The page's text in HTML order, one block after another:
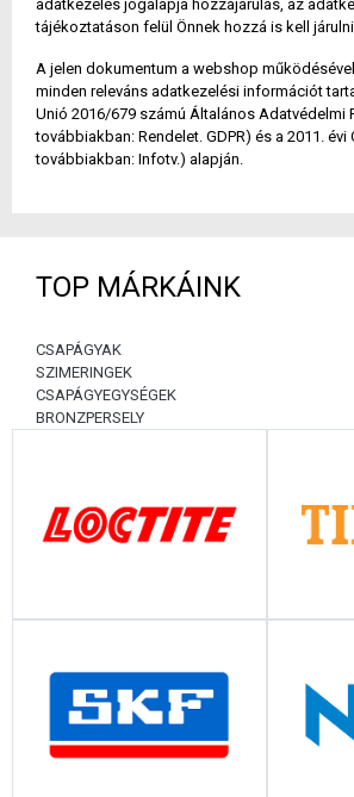
adatkezelés jogalapja hozzájárulás, az
tájékoztatáson felül Önnek hozzá is kell
A jelen dokumentum a webshop
minden releváns adatkezelési információt
Unió 2016/679 számú Általános Adatvédelmi
továbbiakban: Rendelet. GDPR) és a 2011. évi
továbbiakban: Infotv.) alapján.
TOP MÁRKÁINK
CSAPÁGYAK
SZIMERINGEK
CSAPÁGYEGYSÉGEK
BRONZPERSELY